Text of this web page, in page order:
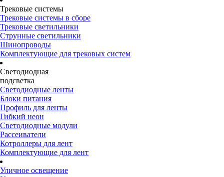
Трековые системы
Трековые системы в сборе
Трековые светильники
Струнные светильники
Шинопроводы
Комплектующие для трековых систем
Светодиодная
подсветка
Светодиодные ленты
Блоки питания
Профиль для ленты
Гибкий неон
Светодиодные модули
Рассеиватели
Котроллеры для лент
Комплектующие для лент
Уличное освещение